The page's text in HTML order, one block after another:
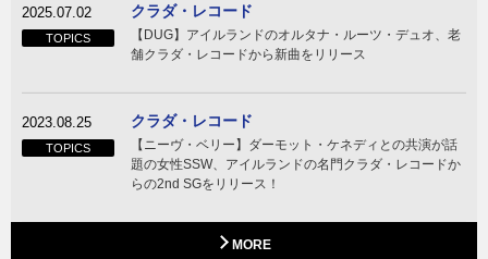
2025.07.02
TOPICS
クラダ・レコード
【DUG】アイルランドのオルタナ・ルーツ・デュオ、老
舗クラダ・レコードから新曲をリリース
2023.08.25
TOPICS
クラダ・レコード
【ニーヴ・ベリー】ダーモット・ケネディとの共演が話
題の女性SSW、アイルランドの名門クラダ・レコードか
らの2nd SGをリリース！
MORE